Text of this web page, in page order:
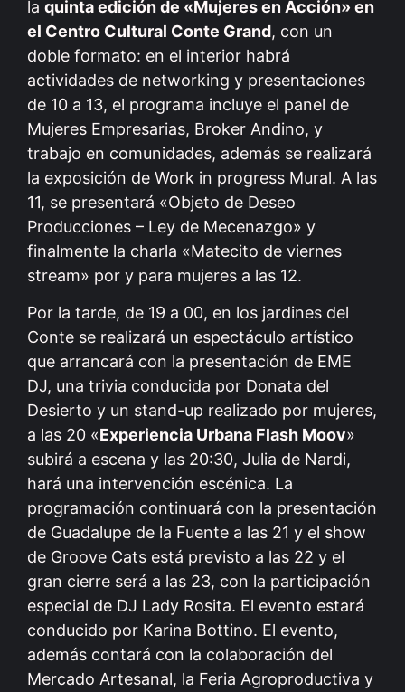
la quinta edición de «Mujeres en Acción» en
el Centro Cultural Conte Grand, con un
doble formato: en el interior habrá
actividades de networking y presentaciones
de 10 a 13, el programa incluye el panel de
Mujeres Empresarias, Broker Andino, y
trabajo en comunidades, además se realizará
la exposición de Work in progress Mural. A las
11, se presentará «Objeto de Deseo
Producciones – Ley de Mecenazgo» y
finalmente la charla «Matecito de viernes
stream» por y para mujeres a las 12.
Por la tarde, de 19 a 00, en los jardines del
Conte se realizará un espectáculo artístico
que arrancará con la presentación de EME
DJ, una trivia conducida por Donata del
Desierto y un stand-up realizado por mujeres,
a las 20 «Experiencia Urbana Flash Moov»
subirá a escena y las 20:30, Julia de Nardi,
hará una intervención escénica. La
programación continuará con la presentación
de Guadalupe de la Fuente a las 21 y el show
de Groove Cats está previsto a las 22 y el
gran cierre será a las 23, con la participación
especial de DJ Lady Rosita. El evento estará
conducido por Karina Bottino. El evento,
además contará con la colaboración del
Mercado Artesanal, la Feria Agroproductiva y